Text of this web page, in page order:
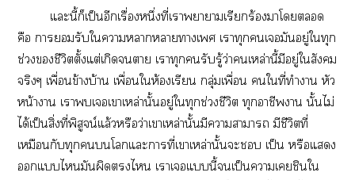
​ี้​​ป็​​ื่​ึ่​ี่​​​​ร้​​​​
​​​​​​​​​​​​​​​ู่​​​
ช่​​ี​ั้​ต่​​​​​​​​ู้​ว่​​ล่​ี้​​ู่​​​
​ื่​ข้​บ้​ื่​​ห้​​ุ่​ื่​​​ี่​​​​
น้​​​​​​ล่​ั้​ู่​​​ช่​ี​​​​ั้​ไม่​
ได้​ป็​ิ่​ี่​น์​ล้​​ว่​​ล่​ั้​​​​​ี​ี่​
​​​​​​​​ี่​​ล่​ั้​​​ป็​​​
​​​​​​​​​​ี้​​ป็​​​​​